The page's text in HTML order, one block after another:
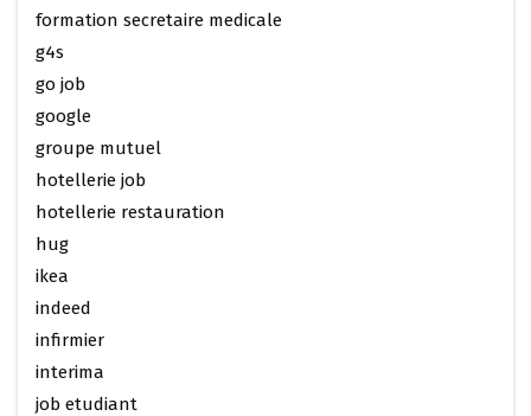
formation secretaire medicale
g4s
go job
google
groupe mutuel
hotellerie job
hotellerie restauration
hug
ikea
indeed
infirmier
interima
job etudiant